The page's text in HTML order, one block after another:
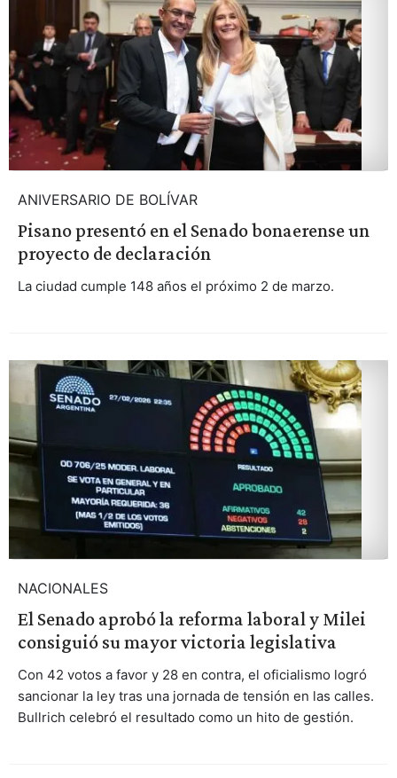
ANIVERSARIO DE BOLÍVAR
Pisano presentó en el Senado bonaerense un
proyecto de declaración
La ciudad cumple 148 años el próximo 2 de marzo.
NACIONALES
El Senado aprobó la reforma laboral y Milei
consiguió su mayor victoria legislativa
Con 42 votos a favor y 28 en contra, el oficialismo logró
sancionar la ley tras una jornada de tensión en las calles.
Bullrich celebró el resultado como un hito de gestión.